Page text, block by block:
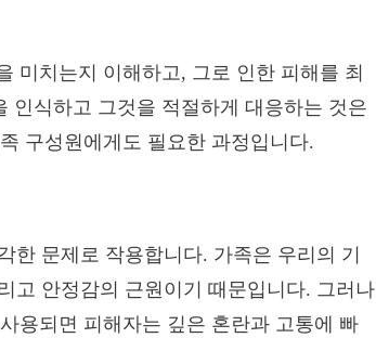
미치는지 이해하고, 그로 인한 피해를 최
인식하고 그것을 적절하게 대응하는 것은
구성원에게도 필요한 과정입니다.
한 문제로 작용합니다. 가족은 우리의 기
고 안정감의 근원이기 때문입니다. 그러나
용되면 피해자는 깊은 혼란과 고통에 빠